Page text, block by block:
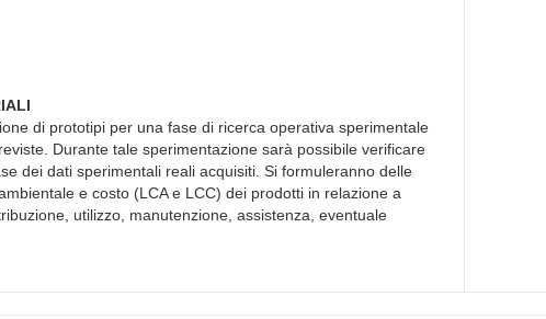
di prototipi per una fase di ricerca operativa sperimentale
Durante tale sperimentazione sarà possibile verificare
dei dati sperimentali reali acquisiti. Si formuleranno delle
e costo (LCA e LCC) dei prodotti in relazione a
utilizzo, manutenzione, assistenza, eventuale